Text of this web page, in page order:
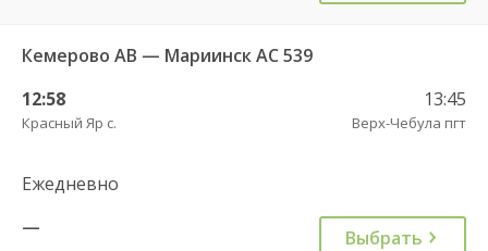
Кемерово АВ — Мариинск АС 539
12:58
Красный Яр с.
13:45
Верх-Чебула пгт
Ежедневно
—
Выбрать